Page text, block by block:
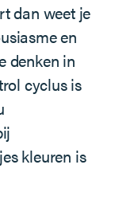
dan weet je
en
denken in
cyclus is
kleuren is